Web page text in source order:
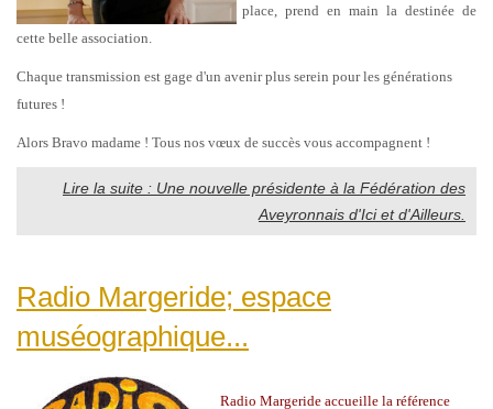
place, prend en main la destinée de
cette belle association.
Chaque transmission est gage d'un avenir plus serein pour les générations
futures !
Alors Bravo madame ! Tous nos vœux de succès vous accompagnent !
Lire la suite : Une nouvelle présidente à la Fédération des
Aveyronnais d'Ici et d'Ailleurs.
Radio Margeride; espace
muséographique...
Radio Margeride accueille la référence